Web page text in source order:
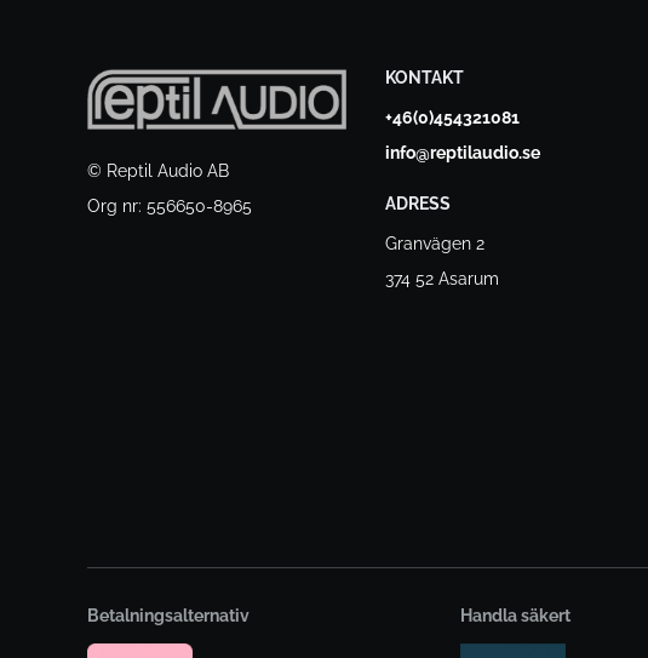
© Reptil Audio AB
Org nr: 556650-8965
KONTAKT
+46(0)454321081
info@reptilaudio.se
ADRESS
Granvägen 2
374 52 Asarum
Betalningsalternativ Handla säkert